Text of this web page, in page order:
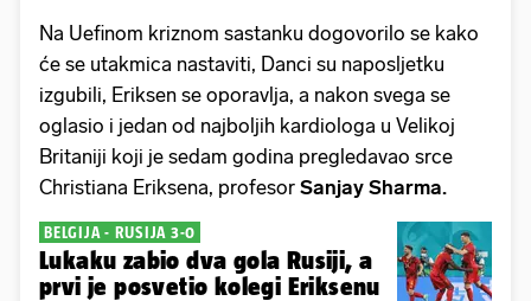
Na Uefinom kriznom sastanku dogovorilo se kako
će se utakmica nastaviti, Danci su naposljetku
izgubili, Eriksen se oporavlja, a nakon svega se
oglasio i jedan od najboljih kardiologa u Velikoj
Britaniji koji je sedam godina pregledavao srce
Christiana Eriksena, profesor Sanjay Sharma.
BELGIJA - RUSIJA 3-0
Lukaku zabio dva gola Rusiji, a
prvi je posvetio kolegi Eriksenu